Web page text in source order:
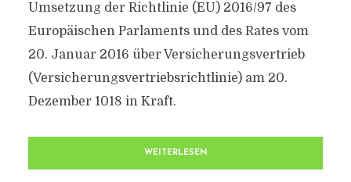
Umsetzung der Richtlinie (EU) 2016/97 des
Europäischen Parlaments und des Rates vom
20. Januar 2016 über Versicherungsvertrieb
(Versicherungsvertriebsrichtlinie) am 20.
Dezember 1018 in Kraft.
WEITERLESEN